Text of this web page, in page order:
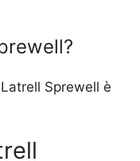
Sprewell è